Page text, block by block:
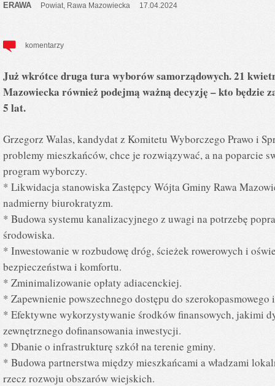
ERAWA Powiat, Rawa Mazowiecka 17.04.2024
komentarzy
Już wkrótce druga tura wyborów samorządowych. 21
Mazowiecka również podejmą ważną decyzję – kto będzie
5 lat.
Grzegorz Walas, kandydat z Komitetu Wyborczego Prawo i
problemy mieszkańców, chce je rozwiązywać, a na poparcie
program wyborczy.
* Likwidacja stanowiska Zastępcy Wójta Gminy Rawa
nadmierny biurokratyzm.
* Budowa systemu kanalizacyjnego z uwagi na potrzebę
środowiska.
* Inwestowanie w rozbudowę dróg, ścieżek rowerowych i
bezpieczeństwa i komfortu.
* Zminimalizowanie opłaty adiacenckiej.
* Zapewnienie powszechnego dostępu do
* Efektywne wykorzystywanie środków finansowych, jakimi
zewnętrznego dofinansowania inwestycji.
* Dbanie o infrastrukturę szkół na terenie gminy.
* Budowa partnerstwa między mieszkańcami a władzami
rzecz rozwoju obszarów wiejskich.